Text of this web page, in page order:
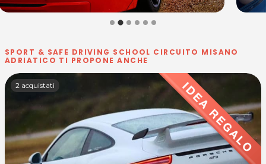
SPORT & SAFE DRIVING SCHOOL CIRCUITO MISANO
ADRIATICO TI PROPONE ANCHE
2 acquistati